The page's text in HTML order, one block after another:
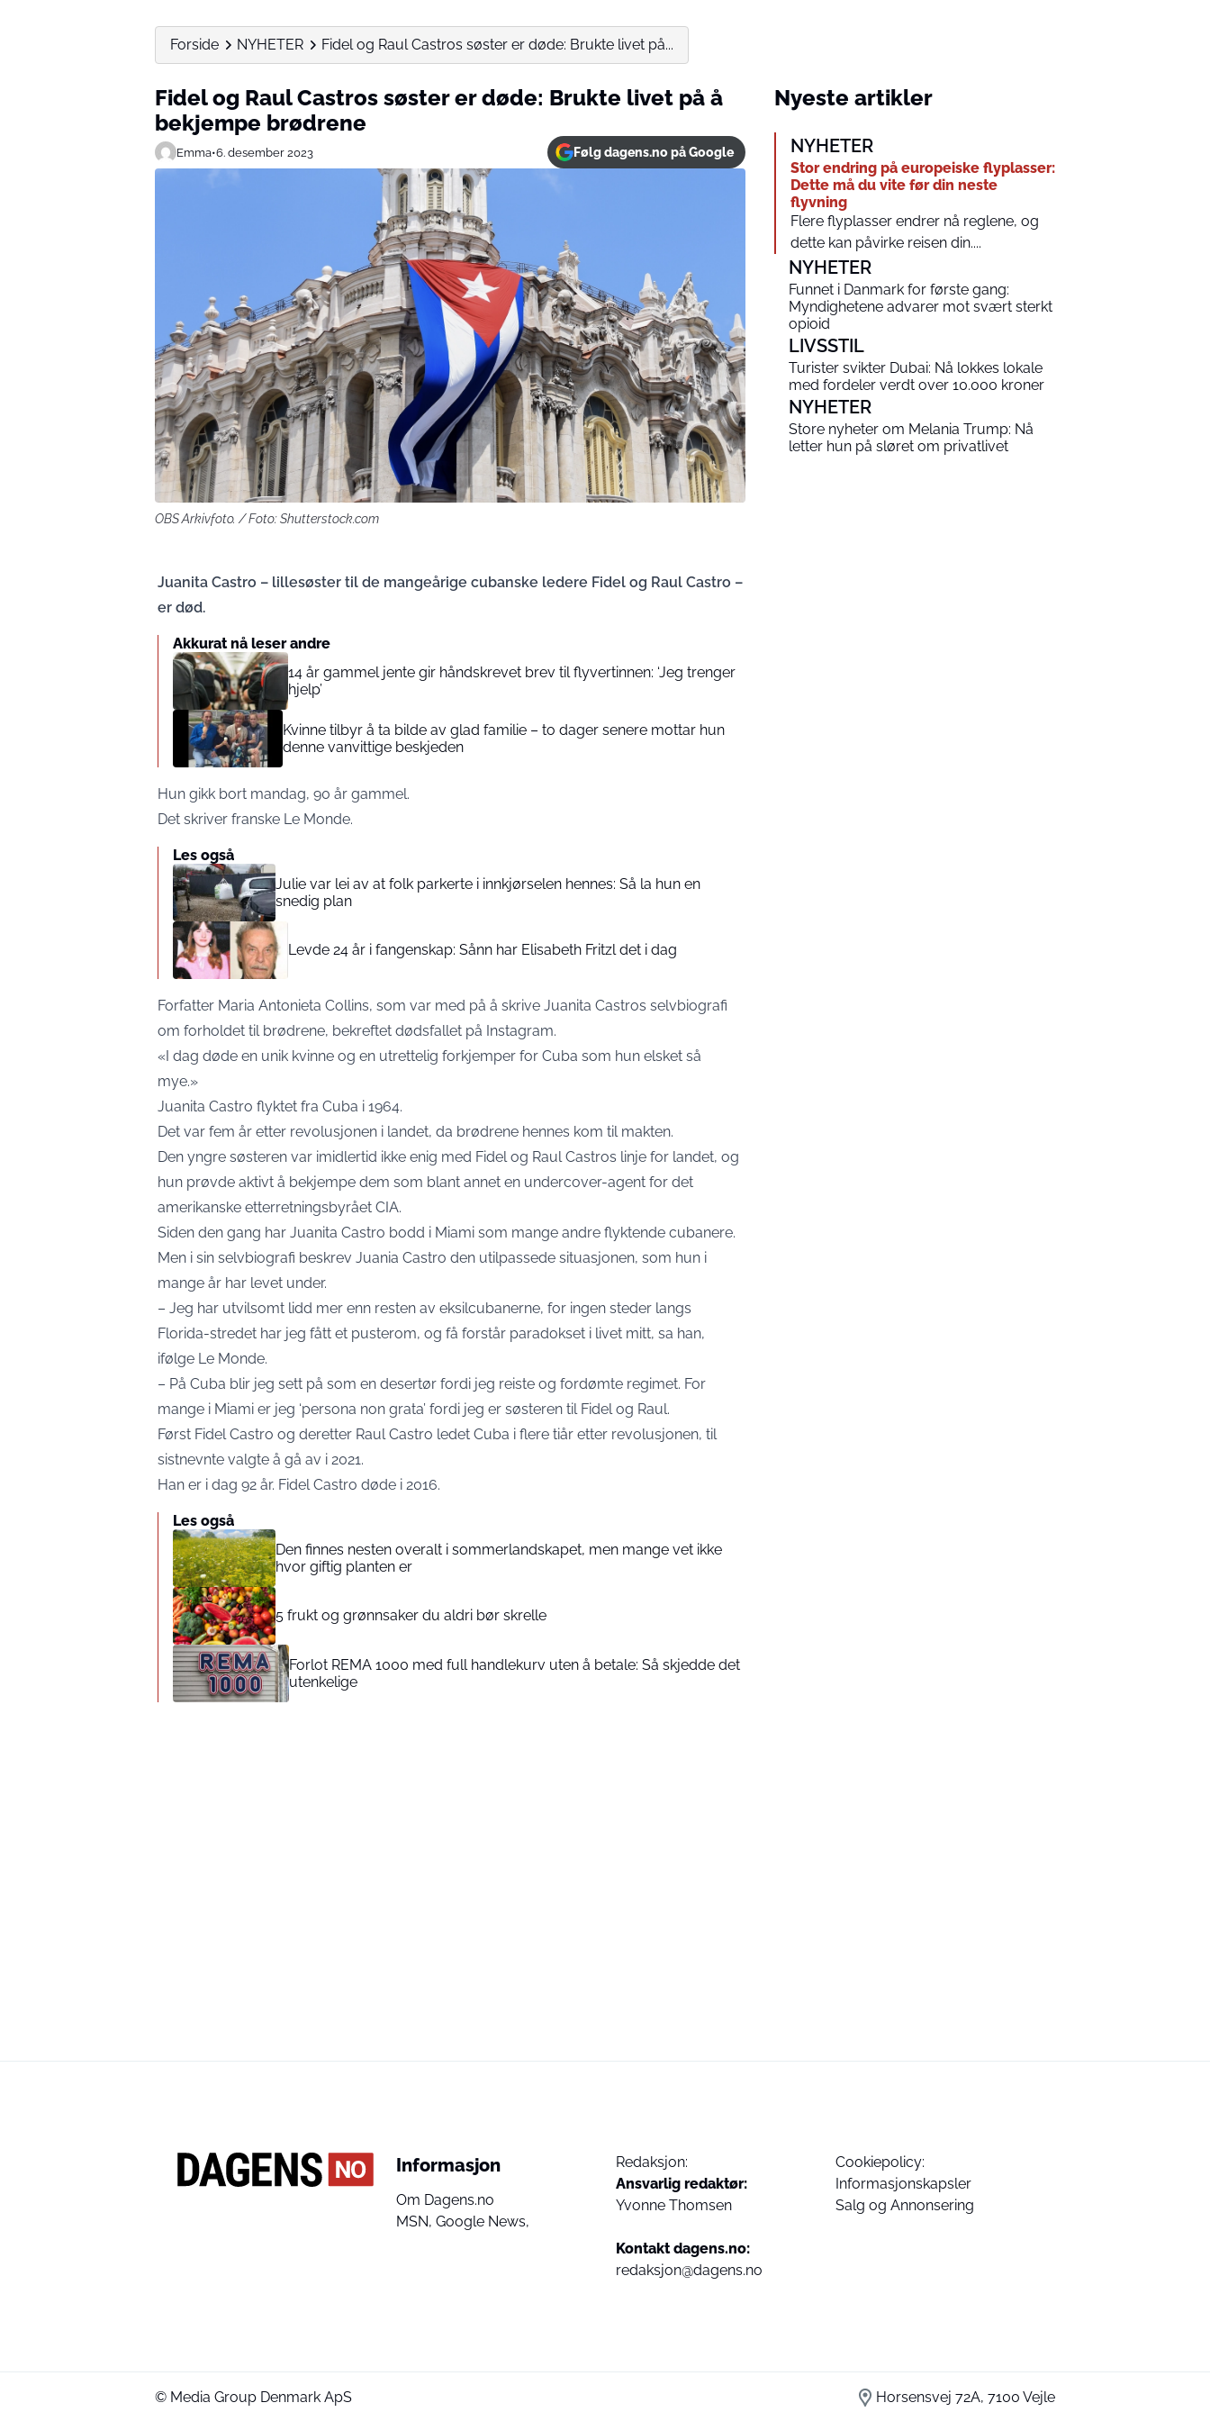
Forside NYHETER Fidel og Raul Castros søster er døde: Brukte livet på...
Fidel og Raul Castros søster er døde: Brukte livet på å
bekjempe brødrene
Emma•6. desember 2023 Følg dagens.no på Google
OBS Arkivfoto. / Foto: Shutterstock.com
Juanita Castro – lillesøster til de mangeårige cubanske ledere Fidel og Raul Castro –
er død.
Akkurat nå leser andre
14 år gammel jente gir håndskrevet brev til flyvertinnen: ‘Jeg trenger
hjelp’
Kvinne tilbyr å ta bilde av glad familie – to dager senere mottar hun
denne vanvittige beskjeden
Hun gikk bort mandag, 90 år gammel.
Det skriver franske Le Monde.
Les også
Julie var lei av at folk parkerte i innkjørselen hennes: Så la hun en
snedig plan
Levde 24 år i fangenskap: Sånn har Elisabeth Fritzl det i dag
Forfatter Maria Antonieta Collins, som var med på å skrive Juanita Castros selvbiografi
om forholdet til brødrene, bekreftet dødsfallet på Instagram.
«I dag døde en unik kvinne og en utrettelig forkjemper for Cuba som hun elsket så
mye.»
Juanita Castro flyktet fra Cuba i 1964.
Det var fem år etter revolusjonen i landet, da brødrene hennes kom til makten.
Den yngre søsteren var imidlertid ikke enig med Fidel og Raul Castros linje for landet, og
hun prøvde aktivt å bekjempe dem som blant annet en undercover-agent for det
amerikanske etterretningsbyrået CIA.
Siden den gang har Juanita Castro bodd i Miami som mange andre flyktende cubanere.
Men i sin selvbiografi beskrev Juania Castro den utilpassede situasjonen, som hun i
mange år har levet under.
– Jeg har utvilsomt lidd mer enn resten av eksilcubanerne, for ingen steder langs
Florida-stredet har jeg fått et pusterom, og få forstår paradokset i livet mitt, sa han,
ifølge Le Monde.
– På Cuba blir jeg sett på som en desertør fordi jeg reiste og fordømte regimet. For
mange i Miami er jeg ‘persona non grata’ fordi jeg er søsteren til Fidel og Raul.
Først Fidel Castro og deretter Raul Castro ledet Cuba i flere tiår etter revolusjonen, til
sistnevnte valgte å gå av i 2021.
Han er i dag 92 år. Fidel Castro døde i 2016.
Les også
Den finnes nesten overalt i sommerlandskapet, men mange vet ikke
hvor giftig planten er
5 frukt og grønnsaker du aldri bør skrelle
Forlot REMA 1000 med full handlekurv uten å betale: Så skjedde det
utenkelige
Nyeste artikler
NYHETER
Stor endring på europeiske flyplasser:
Dette må du vite før din neste
flyvning
Flere flyplasser endrer nå reglene, og
dette kan påvirke reisen din....
NYHETER
Funnet i Danmark for første gang:
Myndighetene advarer mot svært sterkt
opioid
LIVSSTIL
Turister svikter Dubai: Nå lokkes lokale
med fordeler verdt over 10.000 kroner
NYHETER
Store nyheter om Melania Trump: Nå
letter hun på sløret om privatlivet
Informasjon
Om Dagens.no
MSN, Google News,
Redaksjon:
Ansvarlig redaktør:
Yvonne Thomsen
Kontakt dagens.no:
redaksjon@dagens.no
Cookiepolicy:
Informasjonskapsler
Salg og Annonsering
© Media Group Denmark ApS Horsensvej 72A, 7100 Vejle